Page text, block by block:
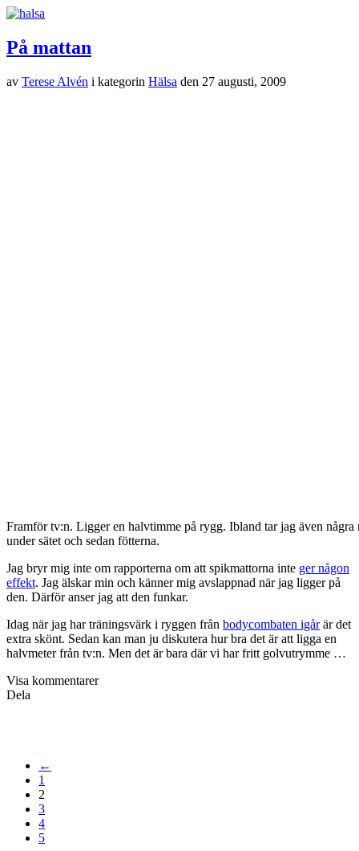
På mattan
av Terese Alvén i kategorin Hälsa den 27 augusti, 2009
Framför tv:n. Ligger en halvtimme på rygg. Ibland tar jag även några
under sätet och sedan fötterna.
Jag bryr mig inte om rapporterna om att spikmattorna inte ger någon
effekt. Jag älskar min och känner mig avslappnad när jag ligger på
den. Därför anser jag att den funkar.
Idag när jag har träningsvärk i ryggen från bodycombaten igårär det
extra skönt. Sedan kan man ju diskutera hur bra det är att ligga en
halvmeter från tv:n. Men det är bara där vi har fritt golvutrymme …
Visa kommentarer
Dela
←
1
2
3
4
5